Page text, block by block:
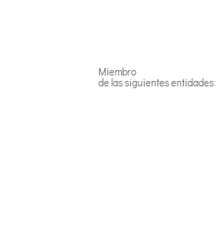
Miembro
de las siguientes entidades: